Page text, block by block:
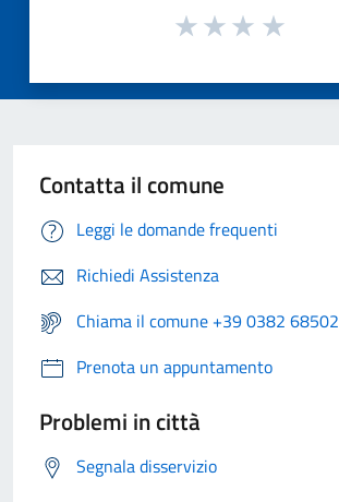
Contatta il comune
Leggi le domande frequenti
Richiedi Assistenza
Chiama il comune +39 0382 68502
Prenota un appuntamento
Problemi in città
Segnala disservizio